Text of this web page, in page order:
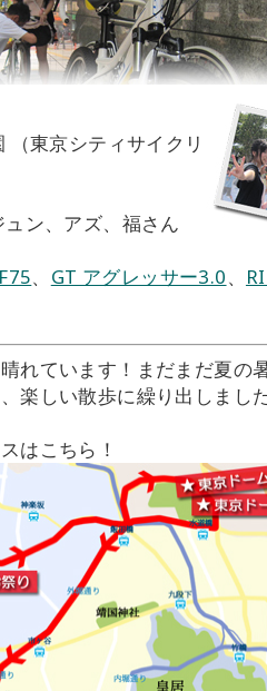
東京シティサイクリ
ン、アズ、福さん
、 GT アグレッサー3.0、
れています！まだまだ夏の
楽しい散歩に繰り出しまし
はこちら！